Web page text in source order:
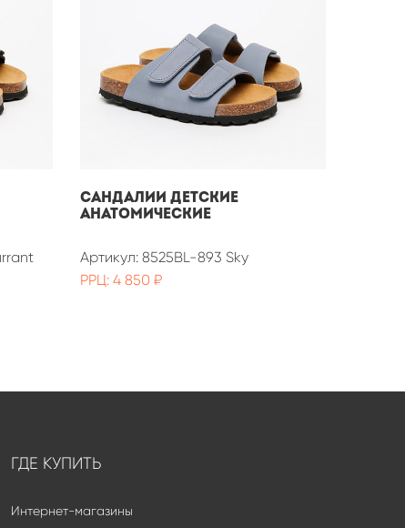
Сандалии детские
анатомические
Артикул: 8525BL-893 Sky
РРЦ: 4 850 ₽
ГДЕ КУПИТЬ
Интернет-магазины